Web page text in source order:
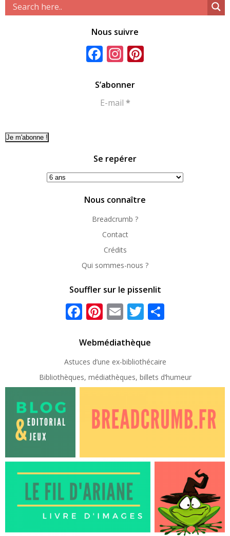
articlesarticles
Nous suivre
Facebook
Instagram
S’abonner
E-mail *
Se repérer
Se
Nous connaître
Breadcrumb ?
Contact
Crédits
Qui sommes-nous ?
Souffler sur le pissenlit
Facebook
Pinterest
EmailTwitter
Webmédiathèque
Astuces d’une ex-bibliothécaire
Bibliothèques, médiathèques, billets d’humeur